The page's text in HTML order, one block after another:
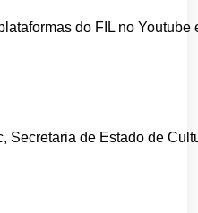
do FIL no Youtube
Secretaria de Estado de